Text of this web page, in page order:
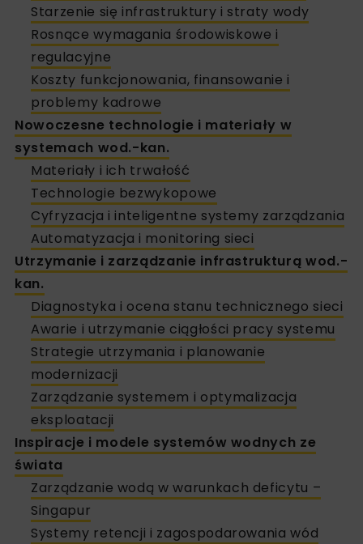
Starzenie się infrastruktury i straty wody
Rosnące wymagania środowiskowe i
regulacyjne
Koszty funkcjonowania, finansowanie i
problemy kadrowe
Nowoczesne technologie i materiały w
systemach wod.-kan.
Materiały i ich trwałość
Technologie bezwykopowe
Cyfryzacja i inteligentne systemy zarządzania
Automatyzacja i monitoring sieci
Utrzymanie i zarządzanie infrastrukturą wod.-
kan.
Diagnostyka i ocena stanu technicznego sieci
Awarie i utrzymanie ciągłości pracy systemu
Strategie utrzymania i planowanie
modernizacji
Zarządzanie systemem i optymalizacja
eksploatacji
Inspiracje i modele systemów wodnych ze
świata
Zarządzanie wodą w warunkach deficytu –
Singapur
Systemy retencji i zagospodarowania wód